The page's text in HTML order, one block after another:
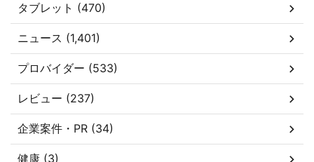
タブレット (470)
ニュース (1,401)
プロバイダー (533)
レビュー (237)
企業案件・PR (34)
健康 (3)